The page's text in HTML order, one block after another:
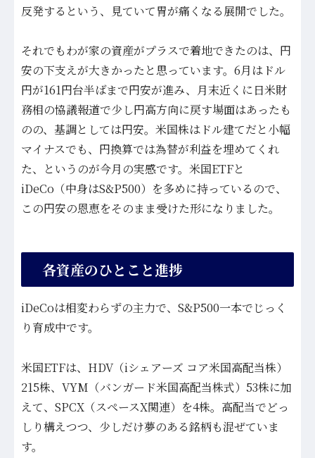
反発するという、見ていて胃が痛くなる展開でした。
それでもわが家の資産がプラスで着地できたのは、円
安の下支えが大きかったと思っています。6月はドル
円が161円台半ばまで円安が進み、月末近くに日米財
務相の協議報道で少し円高方向に戻す場面はあったも
のの、基調としては円安。米国株はドル建てだと小幅
マイナスでも、円換算では為替が利益を埋めてくれ
た、というのが今月の実感です。米国ETFと
iDeCo（中身はS&P500）を多めに持っているので、
この円安の恩恵をそのまま受けた形になりました。
各資産のひとこと進捗
iDeCoは相変わらずの主力で、S&P500一本でじっく
り育成中です。
米国ETFは、HDV（iシェアーズ コア米国高配当株）
215株、VYM（バンガード米国高配当株式）53株に加
えて、SPCX（スペースX関連）を4株。高配当でどっ
しり構えつつ、少しだけ夢のある銘柄も混ぜていま
す。